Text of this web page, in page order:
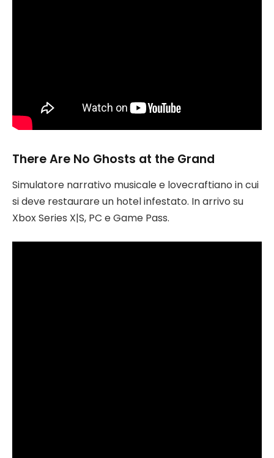
There Are No Ghosts at the Grand
Simulatore narrativo musicale e lovecraftiano in cui
si deve restaurare un hotel infestato. In arrivo su
Xbox Series X|S, PC e Game Pass.